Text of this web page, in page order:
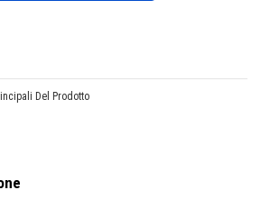
Del Prodotto